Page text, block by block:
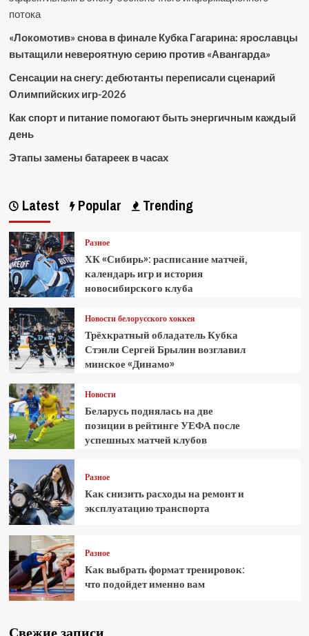
потока
«Локомотив» снова в финале Кубка Гагарина: ярославцы
вытащили невероятную серию против «Авангарда»
Сенсации на снегу: дебютанты переписали сценарий
Олимпийских игр-2026
Как спорт и питание помогают быть энергичным каждый
день
Этапы замены батареек в часах
Latest Popular Trending
Разное
ХК «Сибирь»: расписание матчей,
календарь игр и история
новосибирского клуба
Новости белорусского хоккея
Трёхкратный обладатель Кубка
Стэнли Сергей Брылин возглавил
минское «Динамо»
Новости
Беларусь поднялась на две
позиции в рейтинге УЕФА после
успешных матчей клубов
Разное
Как снизить расходы на ремонт и
эксплуатацию транспорта
Разное
Как выбрать формат тренировок:
что подойдет именно вам